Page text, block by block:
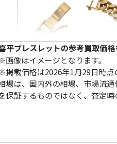
平ブレスレットの参考買取価
画像はイメージとなります。
掲載価格は2026年1月29日時点
場は、国内外の相場、市場流
保証するものではなく、査定